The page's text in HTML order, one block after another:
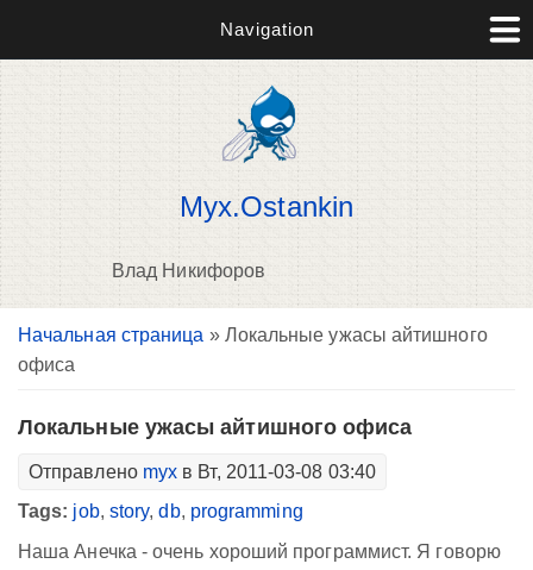
Navigation
Myx.Ostankin
Влад Никифоров
Вы здесь
Начальная страница » Локальные ужасы айтишного
офиса
Локальные ужасы айтишного офиса
Отправлено myx в Вт, 2011-03-08 03:40
Tags: job, story,db, programming
Наша Анечка - очень хороший программист. Я говорю